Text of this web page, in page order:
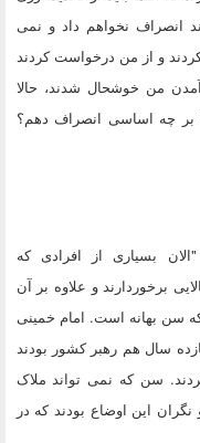
انصراف نخواهم داد و نمی
و از من درخواست کردند
آمدن من خوشحال شدند، حالا
بر چه اساسی انصراف دهم؟
بسیاری از افرادی که
برخوردارند و علاوه بر آن
سن بهانه است. امام خمینی
سال هم رهبر کشور بودند
سن که نمی تواند ملاک
این اوضاع بودند که در